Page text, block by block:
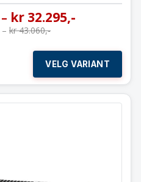
– kr 32.295,-
– kr43.060,-
VELG VARIANT